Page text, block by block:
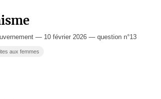
— 10 février 2026 — question n°13
aux femmes